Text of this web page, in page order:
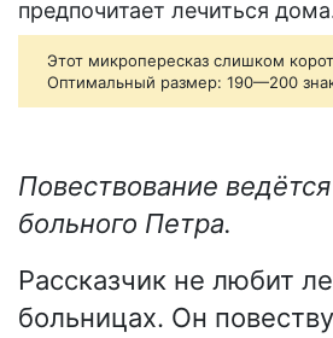
предпочитает лечиться
Этот микропересказ слишком
Оптимальный размер: 190—200
Повествование
больного Петра.
Рассказчик не любит
больницах. Он